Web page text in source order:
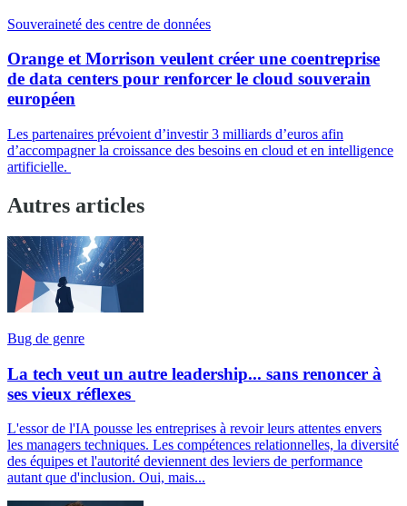
Souveraineté des centre de données
Orange et Morrison veulent créer une coentreprise
de data centers pour renforcer le cloud souverain
européen
Les partenaires prévoient d’investir 3 milliards d’euros afin
d’accompagner la croissance des besoins en cloud et en intelligence
artificielle.
Autres articles
Bug de genre
La tech veut un autre leadership... sans renoncer à
ses vieux réflexes
L'essor de l'IA pousse les entreprises à revoir leurs attentes envers
les managers techniques. Les compétences relationnelles, la diversité
des équipes et l'autorité deviennent des leviers de performance
autant que d'inclusion. Oui, mais...